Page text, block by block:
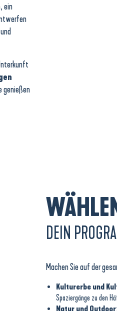
ein
und
genießen
DEIN
Machen Sie auf der
Kulturerbe und
Spaziergänge zu den
Natur und Outdoor